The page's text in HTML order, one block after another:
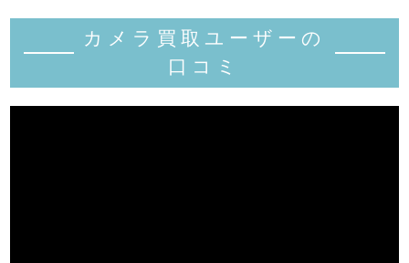
カメラ買取ユーザーの
口コミ